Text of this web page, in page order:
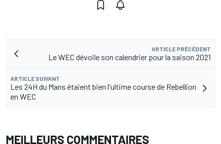
ARTICLE PRÉCÉDENT
Le WEC dévoile son calendrier pour la saison 2021
ARTICLE SUIVANT
Les 24H du Mans étaient bien l'ultime course de Rebellion
en WEC
MEILLEURS COMMENTAIRES